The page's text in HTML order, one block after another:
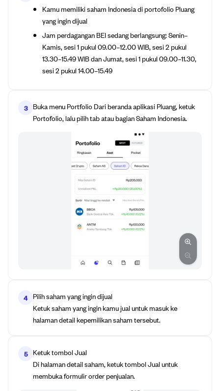
Kamu memiliki saham Indonesia di portofolio Pluang
yang ingin dijual
Jam perdagangan BEI sedang berlangsung: Senin–
Kamis, sesi 1 pukul 09.00–12.00 WIB, sesi 2 pukul
13.30–15.49 WIB dan Jumat, sesi 1 pukul 09.00–11.30,
sesi 2 pukul 14.00–15.49
3 Buka menu Portfolio Dari beranda aplikasi Pluang, ketuk
Portofolio, lalu pilih tab atau bagian Saham Indonesia.
4 Pilih saham yang ingin dijual
Ketuk saham yang ingin kamu jual untuk masuk ke
halaman detail kepemilikan saham tersebut.
5 Ketuk tombol Jual
Di halaman detail saham, ketuk tombol Jual untuk
membuka formulir order penjualan.